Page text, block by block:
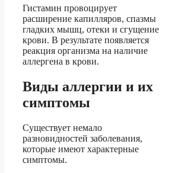
Гистамин провоцирует
расширение капилляров, спазмы
гладких мышц, отеки и сгущение
крови. В результате появляется
реакция организма на наличие
аллергена в крови.
Виды аллергии и их
симптомы
Существует немало
разновидностей заболевания,
которые имеют характерные
симптомы.